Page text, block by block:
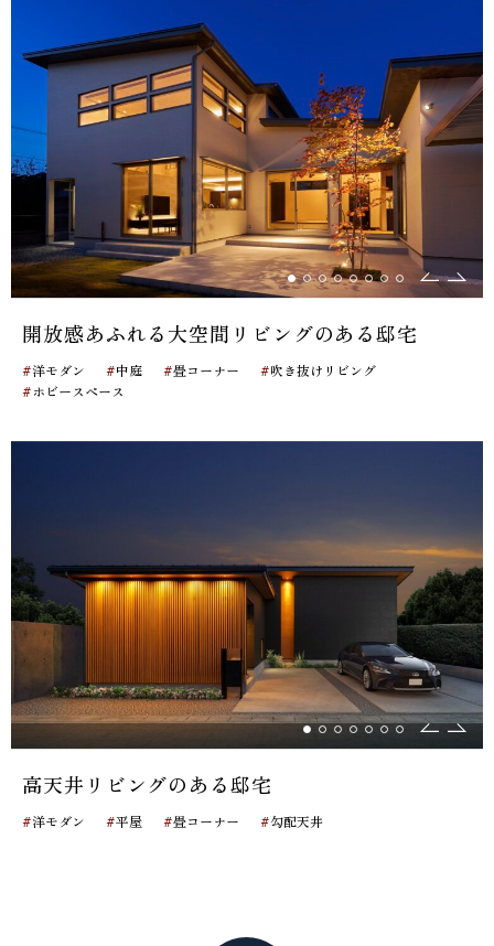
開放感あふれる大空間リビングのある邸宅
#洋モダン #中庭 #畳コーナー #吹き抜けリビング
#ホビースペース
高天井リビングのある邸宅
#洋モダン #平屋 #畳コーナー #勾配天井